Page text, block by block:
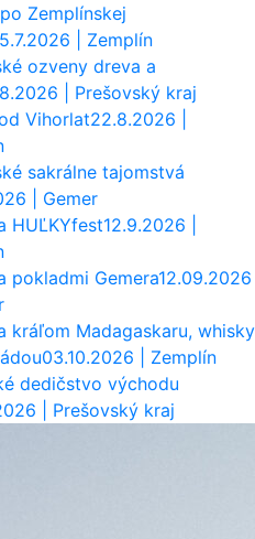
Zemplínskej
| Zemplín
ozveny dreva a
| Prešovský kraj
Vihorlat22.8.2026 |
sakrálne tajomstvá
| Gemer
HUĽKYfest12.9.2026 |
pokladmi Gemera12.09.2026
kráľom Madagaskaru, whisky
03.10.2026 | Zemplín
dedičstvo východu
| Prešovský kraj